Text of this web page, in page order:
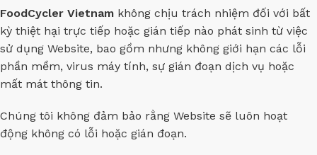
FoodCycler Vietnam không chịu trách nhiệm đối với bất
kỳ thiệt hại trực tiếp hoặc gián tiếp nào phát sinh từ việc
sử dụng Website, bao gồm nhưng không giới hạn các lỗi
phần mềm, virus máy tính, sự gián đoạn dịch vụ hoặc
mất mát thông tin.
Chúng tôi không đảm bảo rằng Website sẽ luôn hoạt
động không có lỗi hoặc gián đoạn.